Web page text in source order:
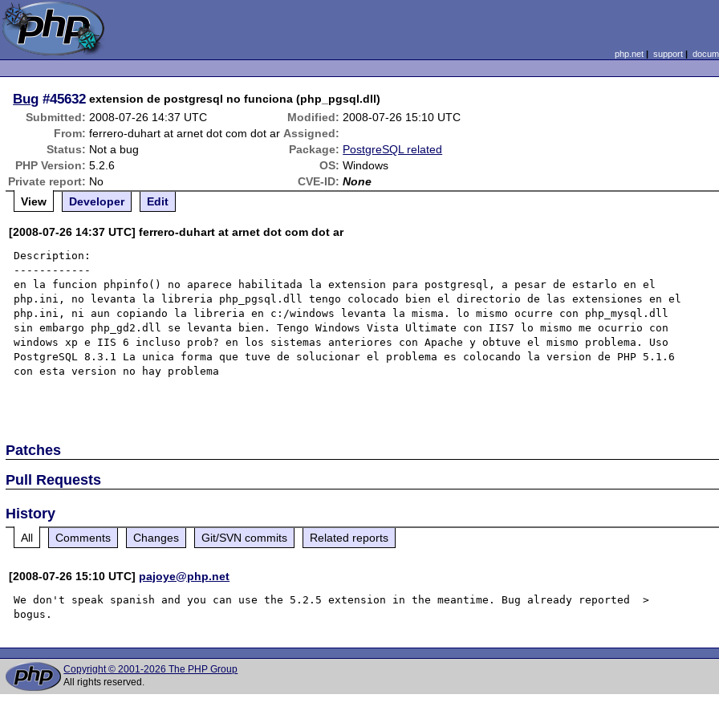
php.net| support|
Bug #45632 extension de postgresql no funciona (php_pgsql.dll)
Submitted: 2008-07-26 14:37 UTC Modified: 2008-07-26 15:10 UTC
From: ferrero-duhart at arnet dot com dot ar Assigned:
Status: Not a bug Package: PostgreSQL related
PHP Version: 5.2.6 OS: Windows
Private report: No CVE-ID: None
View
Developer Edit
[2008-07-26 14:37 UTC] ferrero-duhart at arnet dot com dot ar
Description:
------------
en la funcion phpinfo() no aparece habilitada la extension para postgresql, a pesar de estarlo en el
php.ini, no levanta la libreria php_pgsql.dll tengo colocado bien el directorio de las extensiones en el
php.ini, ni aun copiando la libreria en c:/windows levanta la misma. lo mismo ocurre con php_mysql.dll
sin embargo php_gd2.dll se levanta bien. Tengo Windows Vista Ultimate con IIS7 lo mismo me ocurrio con
windows xp e IIS 6 incluso prob? en los sistemas anteriores con Apache y obtuve el mismo problema. Uso
PostgreSQL 8.3.1 La unica forma que tuve de solucionar el problema es colocando la version de PHP 5.1.6
con esta version no hay problema
Patches
Pull Requests
History
All Comments Changes Git/SVN commits Related reports
[2008-07-26 15:10 UTC] pajoye@php.net
We don't speak spanish and you can use the 5.2.5 extension in the meantime. Bug already reported  >
Copyright © 2001-2026 The PHP Group
All rights reserved.